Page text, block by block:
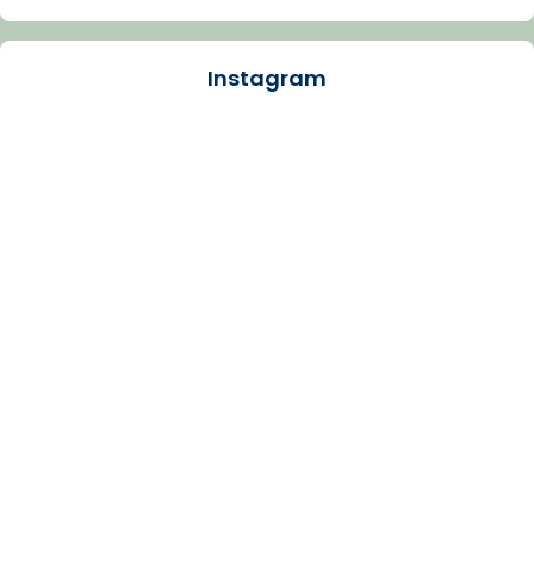
Arquebisbat de Barcelona
Instagram